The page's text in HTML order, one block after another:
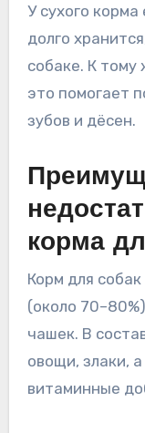
У сухого
долго
собаке. К тому
это помогает
зубов и дёсен.
корма
Корм для
(около
чашек. В
овощи, злаки,
витаминные